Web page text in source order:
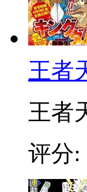
王者
王者
评分: